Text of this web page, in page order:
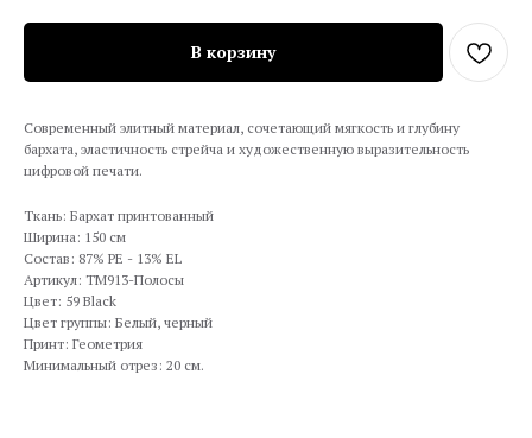
В корзину
Современный элитный материал, сочетающий мягкость и глубину
бархата, эластичность стрейча и художественную выразительность
цифровой печати.
Ткань: Бархат принтованный
Ширина: 150 см
Состав: 87% PE - 13% EL
Артикул: TM913-Полосы
Цвет: 59 Black
Цвет группы: Белый, черный
Принт: Геометрия
Минимальный отрез: 20 см.